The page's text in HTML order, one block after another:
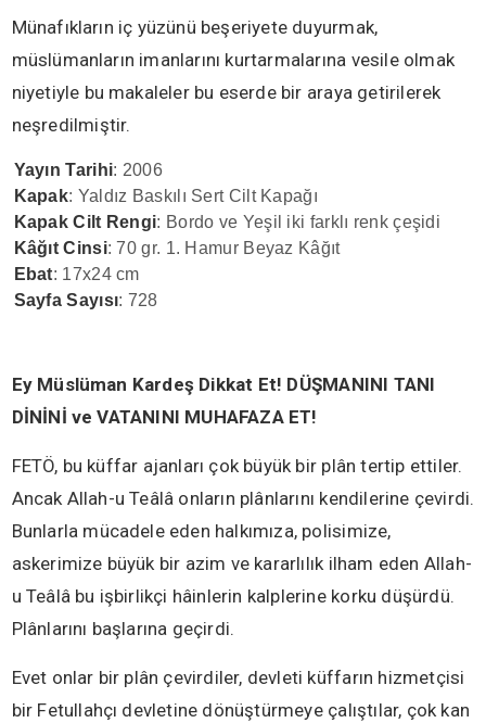
Münafıkların iç yüzünü beşeriyete duyurmak,
müslümanların imanlarını kurtarmalarına vesile olmak
niyetiyle bu makaleler bu eserde bir araya getirilerek
neşredilmiştir.
Yayın Tarihi: 2006
Kapak: Yaldız Baskılı Sert Cilt Kapağı
Kapak Cilt Rengi: Bordo ve Yeşil iki farklı renk çeşidi
Kâğıt Cinsi: 70 gr. 1. Hamur Beyaz Kâğıt
Ebat: 17x24 cm
Sayfa Sayısı: 728
Ey Müslüman Kardeş Dikkat Et! DÜŞMANINI TANI
DİNİNİ ve VATANINI MUHAFAZA ET!
FETÖ, bu küffar ajanları çok büyük bir plân tertip ettiler.
Ancak Allah-u Teâlâ onların plânlarını kendilerine çevirdi.
Bunlarla mücadele eden halkımıza, polisimize,
askerimize büyük bir azim ve kararlılık ilham eden Allah-
u Teâlâ bu işbirlikçi hâinlerin kalplerine korku düşürdü.
Plânlarını başlarına geçirdi.
Evet onlar bir plân çevirdiler, devleti küffarın hizmetçisi
bir Fetullahçı devletine dönüştürmeye çalıştılar, çok kan